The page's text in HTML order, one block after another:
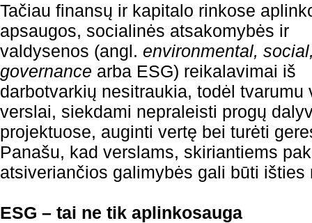
Tačiau finansų ir kapitalo rinkose
apsaugos, socialinės atsakomybės ir
valdysenos (angl. environmental,
governance arba ESG) reikalavimai iš
darbotvarkių nesitraukia, todėl
verslai, siekdami nepraleisti progų
projektuose, auginti vertę bei turėti
Panašu, kad verslams, skiriantiems
atsiveriančios galimybės gali būti išties
ESG – tai ne tik aplinkosauga